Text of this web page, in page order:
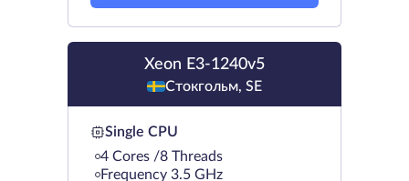
Xeon E3-1240v5
Стокгольм, SE
Single CPU
4 Cores /8 Threads
Frequency 3.5 GHz